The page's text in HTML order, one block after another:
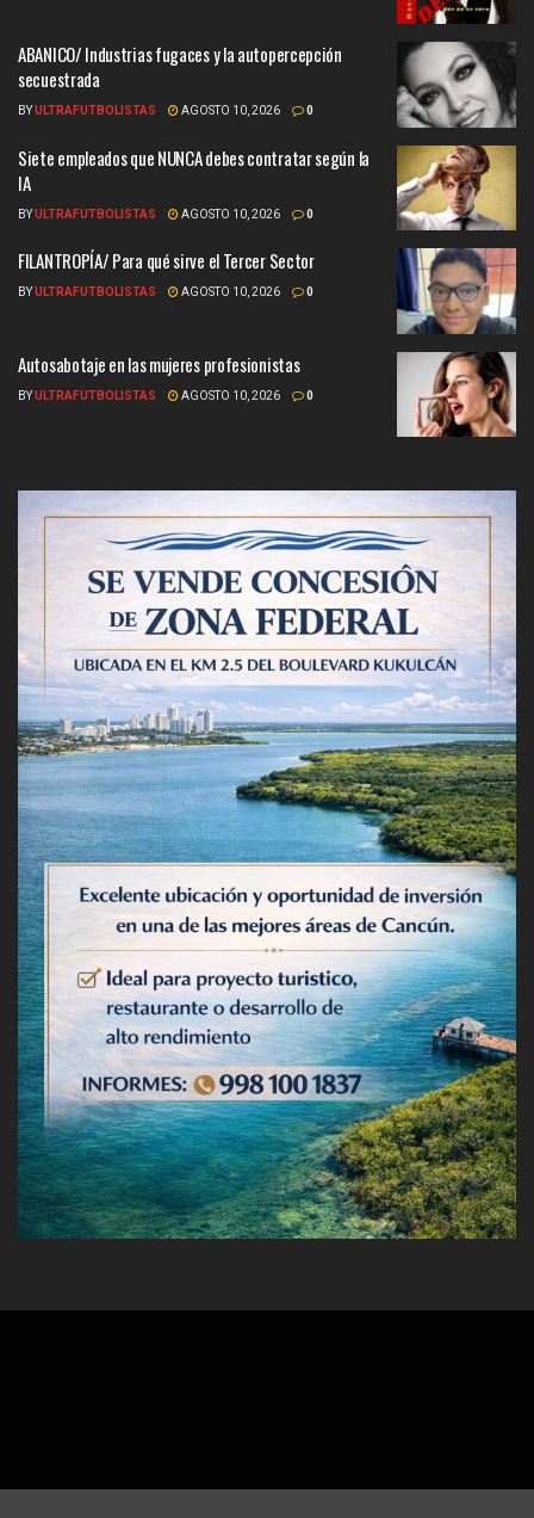
ABANICO/ Industrias fugaces y la autopercepción
secuestrada
BYULTRAFUTBOLISTAS AGOSTO 10, 2026 0
Siete empleados que NUNCA debes contratar según la
IA
BYULTRAFUTBOLISTAS AGOSTO 10, 2026 0
FILANTROPÍA/ Para qué sirve el Tercer Sector
BYULTRAFUTBOLISTAS AGOSTO 10, 2026 0
Autosabotaje en las mujeres profesionistas
BYULTRAFUTBOLISTAS AGOSTO 10, 2026 0